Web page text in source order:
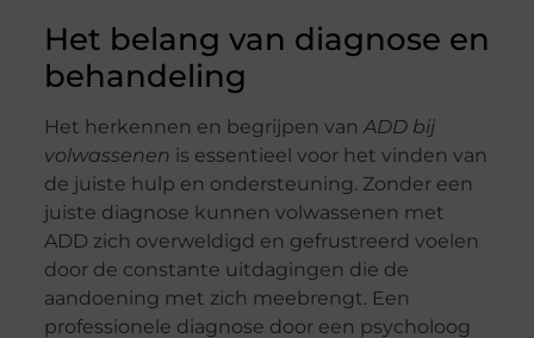
Het belang van diagnose en
behandeling
Het herkennen en begrijpen vanADD bij
volwassenen is essentieel voor het vinden van
de juiste hulp en ondersteuning. Zonder een
juiste diagnose kunnen volwassenen met
ADD zich overweldigd en gefrustreerd voelen
door de constante uitdagingen die de
aandoening met zich meebrengt. Een
professionele diagnose door een psycholoog